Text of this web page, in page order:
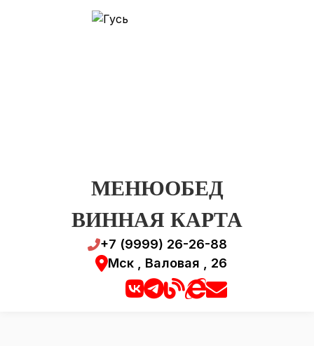
МЕНЮОБЕД
ВИННАЯ КАРТА
+7 (9999) 26-26-88
Мск , Валовая , 26